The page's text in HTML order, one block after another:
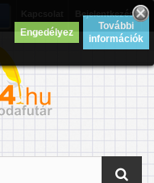
Bejelentkezés
Engedélyez
További
információk